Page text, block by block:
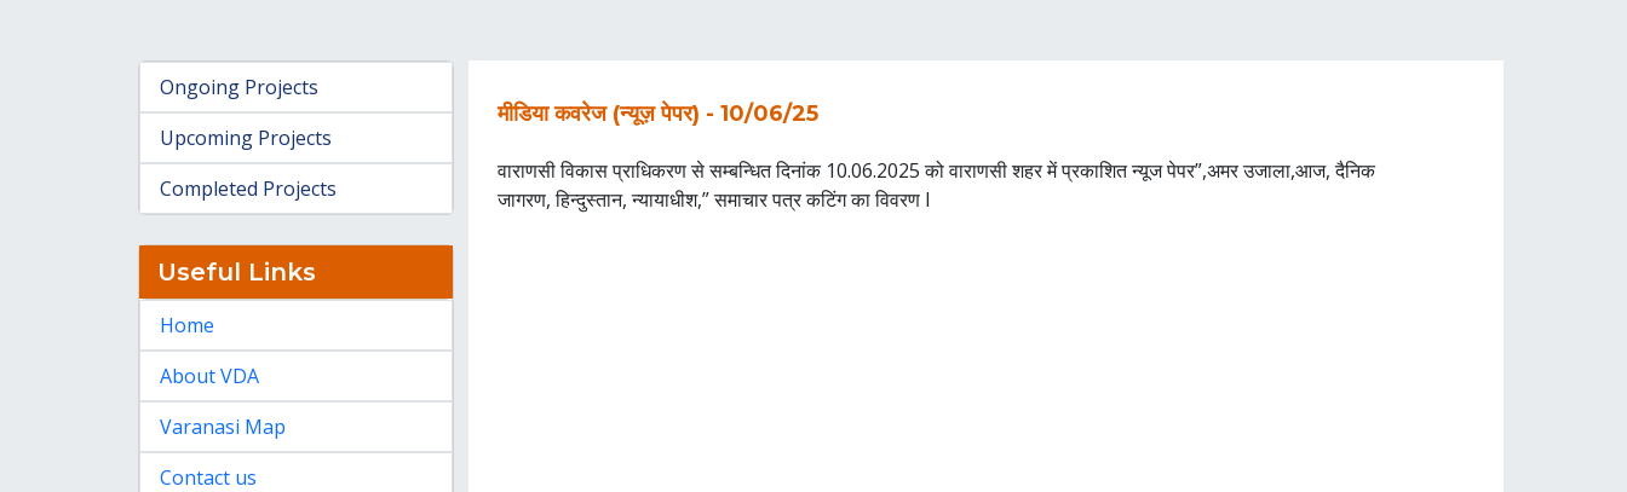
मीडिया कवरेज (न्यूज़ पेपर) - 10/06/25
वाराणसी विकास प्राधिकरण से सम्बन्धित दिनांक 10.06.2025 को वाराणसी शहर में प्रकाशित न्यूज पेपर”,अमर उजाला,आज, दैनिक
जागरण, हिन्दुस्तान, न्यायाधीश,” समाचार पत्र कटिंग का विवरण I
Ongoing Projects
Upcoming Projects
Completed Projects
Useful Links
Home
About VDA
Varanasi Map
Contact us